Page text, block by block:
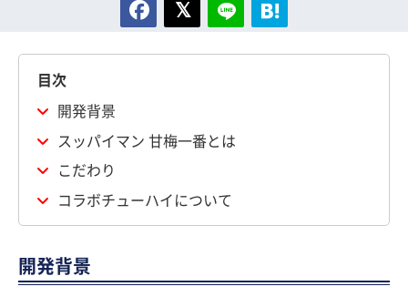
目次
開発背景
スッパイマン 甘梅一番とは
こだわり
コラボチューハイについて
開発背景